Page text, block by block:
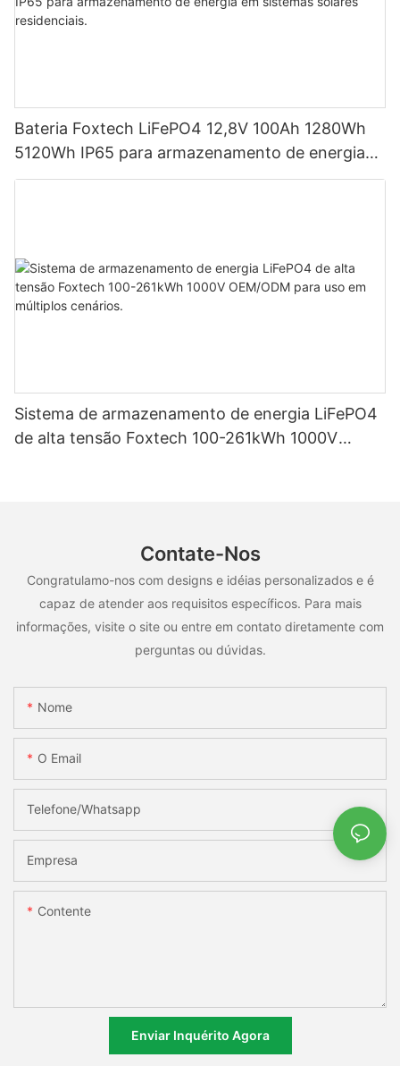
Bateria Foxtech LiFePO4 12,8V 100Ah 1280Wh
5120Wh IP65 para armazenamento de energia
em sistemas solares residenciais.
Sistema de armazenamento de energia LiFePO4
de alta tensão Foxtech 100-261kWh 1000V
Contate-Nos
Congratulamo-nos com designs e idéias personalizados e é
capaz de atender aos requisitos específicos. Para mais
informações, visite o site ou entre em contato diretamente com
perguntas ou dúvidas.
Nome
O Email
Telefone/whatsapp
Empresa
Contente
Enviar Inquérito Agora